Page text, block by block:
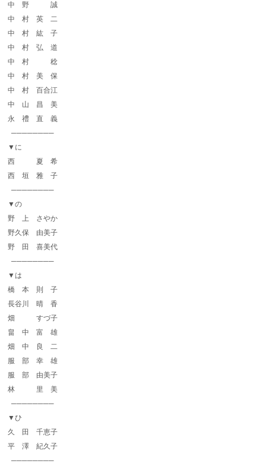
中 野 誠
中 村 英 二
中 村 紘 子
中 村 弘 道
中 村 稔
中 村 美 保
中 村 百合江
中 山 昌 美
永 禮 直 義
────────
▼に
西 夏 希
西 垣 雅 子
────────
▼の
野 上 さやか
野久保 由美子
野 田 喜美代
────────
▼は
橋 本 則 子
長谷川 晴 香
畑 すづ子
畠 中 富 雄
畑 中 良 二
服 部 幸 雄
服 部 由美子
林 里 美
────────
▼ひ
久 田 千恵子
平 澤 紀久子
────────